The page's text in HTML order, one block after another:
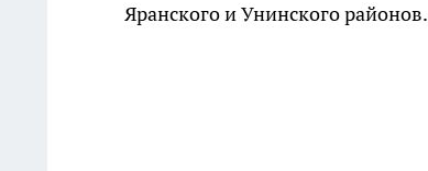
Яранского и Унинского районов.